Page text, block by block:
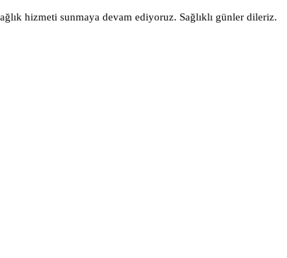
hizmeti sunmaya devam ediyoruz. Sağlıklı günler dileriz.